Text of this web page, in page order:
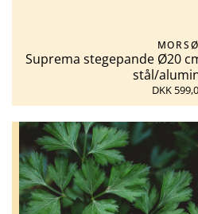
MORSØ
Suprema stegepande Ø20
stål/
DKK